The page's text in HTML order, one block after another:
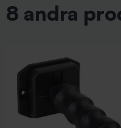
8 andra